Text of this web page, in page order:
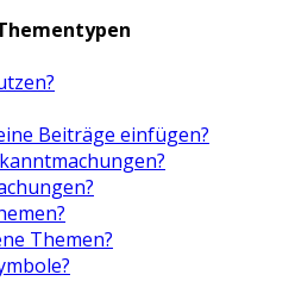
Beiträge einfügen?
Themen?